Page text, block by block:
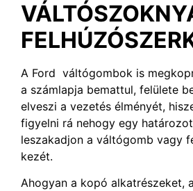
A Ford váltógombok is
a számlapja bemattul, felülete
elveszi a vezetés élményét,
figyelni rá nehogy egy
leszakadjon a váltógomb vagy
kezét.
Ahogyan a kopó alkatrészeket,